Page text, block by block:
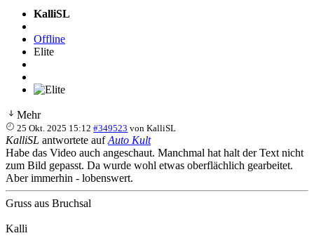
KalliSL
Offline
Elite
Mehr
25 Okt. 2025 15:12 #349523 vonKalliSL
KalliSL antwortete aufAuto Kult
Habe das Video auch angeschaut. Manchmal hat halt der Text nicht
zum Bild gepasst. Da wurde wohl etwas oberflächlich gearbeitet.
Aber immerhin - lobenswert.
Gruss aus Bruchsal
Kalli